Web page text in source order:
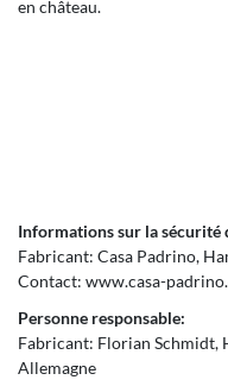
en château.
Informations sur la sécurité
Fabricant: Casa Padrino
Contact: www.casa-
Personne responsable:
Fabricant: Florian Schmidt
Allemagne